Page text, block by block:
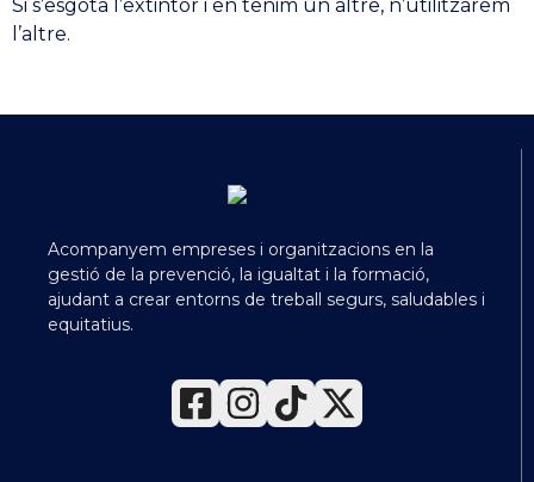
Si s’esgota l’extintor i en tenim un altre, n’utilitzarem
l’altre.
Acompanyem empreses i organitzacions en la
gestió de la prevenció, la igualtat i la formació,
ajudant a crear entorns de treball segurs, saludables i
equitatius.